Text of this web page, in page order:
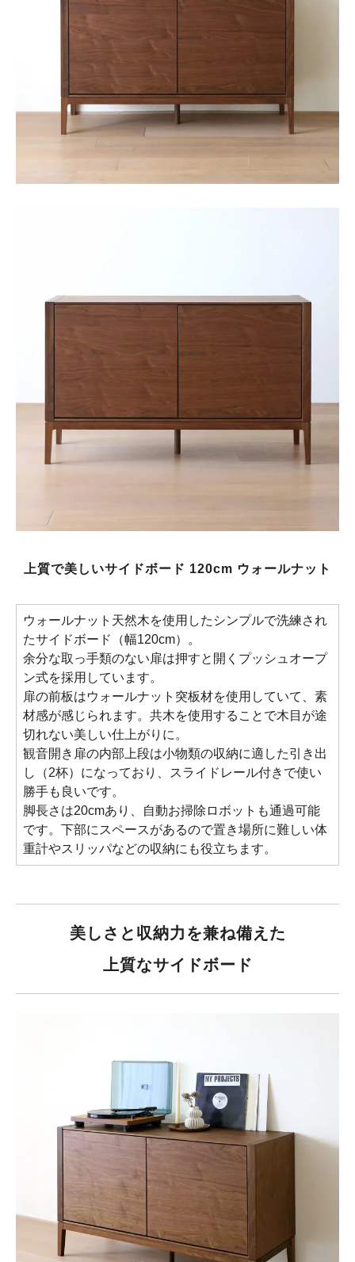
上質で美しいサイドボード 120cm ウォールナット
ウォールナット天然木を使用したシンプルで洗練され
たサイドボード（幅120cm）。
余分な取っ手類のない扉は押すと開くプッシュオープ
ン式を採用しています。
扉の前板はウォールナット突板材を使用していて、素
材感が感じられます。共木を使用することで木目が途
切れない美しい仕上がりに。
観音開き扉の内部上段は小物類の収納に適した引き出
し（2杯）になっており、スライドレール付きで使い
勝手も良いです。
脚長さは20cmあり、自動お掃除ロボットも通過可能
です。下部にスペースがあるので置き場所に難しい体
重計やスリッパなどの収納にも役立ちます。
美しさと収納力を兼ね備えた
上質なサイドボード